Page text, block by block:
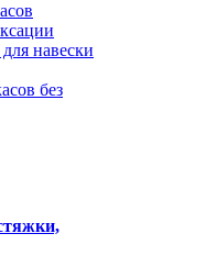
навески
без